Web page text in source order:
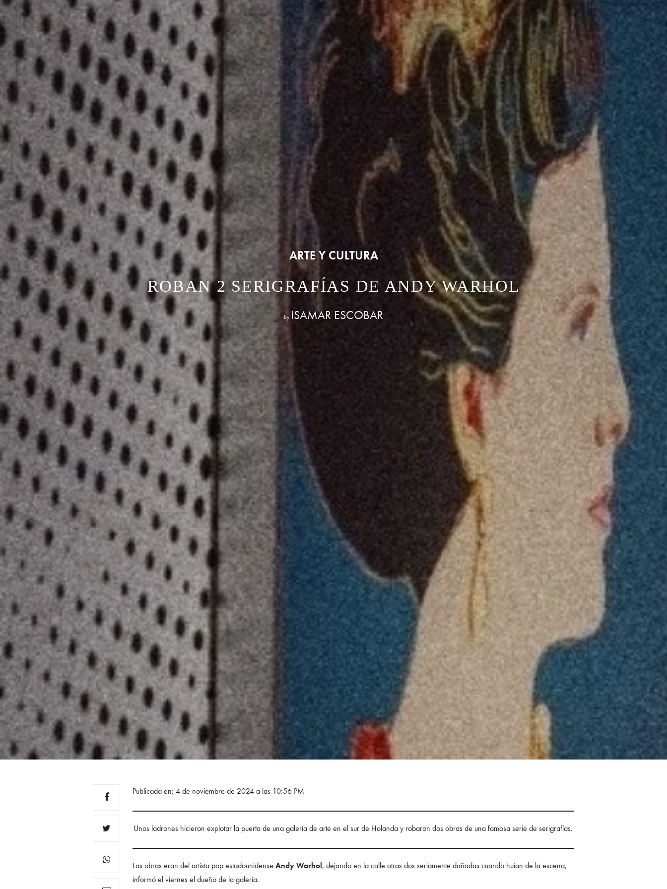
ARTE Y CULTURA
ROBAN 2 SERIGRAFÍAS DE ANDY WARHOL
by ISAMAR ESCOBAR
Publicada en: 4 de noviembre de 2024 a las 10:56 PM
Unos ladrones hicieron explotar la puerta de una galería de arte en el sur de Holanda y robaron dos obras de una famosa serie de serigrafías.
Las obras eran del artista pop estadounidense Andy Warhol, dejando en la calle otras dos seriamente dañadas cuando huían de la escena,
informó el viernes el dueño de la galería.